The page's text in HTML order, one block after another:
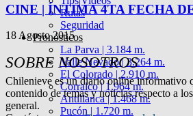
Rutas
Seguridad
Pronósticos
La Parva | 3.184 m.
Valle Nevado | 3.264 m.
El Colorado | 2.910 m.
Corralco | 1.964 m.
Antillanca | 1.468 m.
Pucón | 1.720 m.
CINE | ÍNTIMA 4TA FECHA
18 Agosto 2015
SOBRE NOSOTROS
Chilenieve es un diario online informativo
contenido de temas y noticias respecto a
general.